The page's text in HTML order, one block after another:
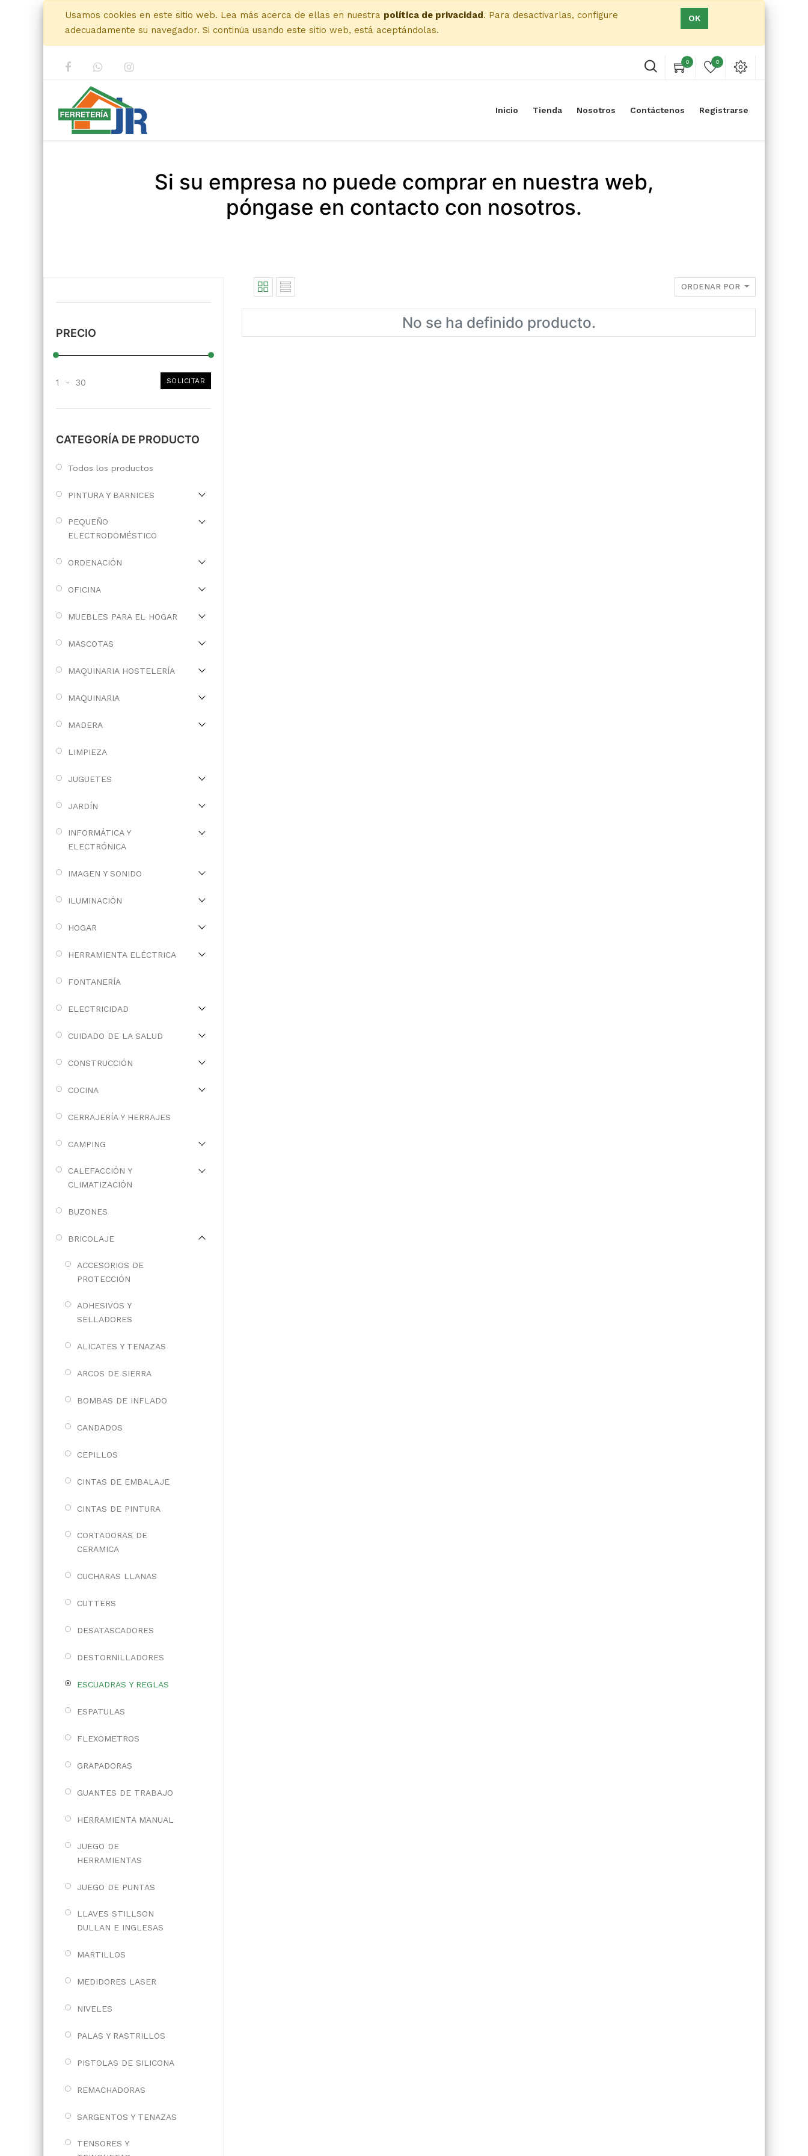
Usamos cookies en este sitio web. Lea más acerca de ellas en nuestra política de privacidad. Para desactivarlas, configure
adecuadamente su navegador. Si continúa usando este sitio web, está aceptándolas.
OK
0 0
Inicio Tienda Nosotros Contáctenos Registrarse
Si su empresa no puede comprar en nuestra web,
póngase en contacto con nosotros.
PRECIO
1 - 30 SOLICITAR
CATEGORÍA DE PRODUCTO
Todos los productos
PINTURA Y BARNICES
PEQUEÑO
ELECTRODOMÉSTICO
ORDENACIÓN
OFICINA
MUEBLES PARA EL HOGAR
MASCOTAS
MAQUINARIA HOSTELERÍA
MAQUINARIA
MADERA
LIMPIEZA
JUGUETES
JARDÍN
INFORMÁTICA Y
ELECTRÓNICA
IMAGEN Y SONIDO
ILUMINACIÓN
HOGAR
HERRAMIENTA ELÉCTRICA
FONTANERÍA
ELECTRICIDAD
CUIDADO DE LA SALUD
CONSTRUCCIÓN
COCINA
CERRAJERÍA Y HERRAJES
CAMPING
CALEFACCIÓN Y
CLIMATIZACIÓN
BUZONES
BRICOLAJE
ACCESORIOS DE
PROTECCIÓN
ADHESIVOS Y
SELLADORES
ALICATES Y TENAZAS
ARCOS DE SIERRA
BOMBAS DE INFLADO
CANDADOS
CEPILLOS
CINTAS DE EMBALAJE
CINTAS DE PINTURA
CORTADORAS DE
CERAMICA
CUCHARAS LLANAS
CUTTERS
DESATASCADORES
DESTORNILLADORES
ESCUADRAS Y REGLAS
ESPATULAS
FLEXOMETROS
GRAPADORAS
GUANTES DE TRABAJO
HERRAMIENTA MANUAL
JUEGO DE
HERRAMIENTAS
JUEGO DE PUNTAS
LLAVES STILLSON
DULLAN E INGLESAS
MARTILLOS
MEDIDORES LASER
NIVELES
PALAS Y RASTRILLOS
PISTOLAS DE SILICONA
REMACHADORAS
SARGENTOS Y TENAZAS
TENSORES Y
ORDENAR POR
No se ha definido producto.